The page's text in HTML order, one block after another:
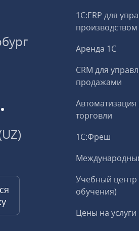
1С:ERP для
производством
Аренда 1С
CRM для
продажами
торговли
1С:Фреш
Учебный центр
обучения)
Цены на услуги